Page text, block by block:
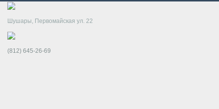
Шушары, Первомайская ул. 22
(812) 645-26-69